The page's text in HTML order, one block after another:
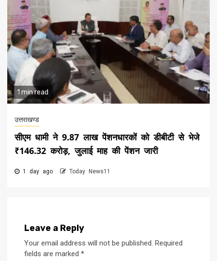
1 min read
उत्तराखण्ड
सीएम धामी ने 9.87 लाख पेंशनधारकों को डीबीटी से भेजे
₹146.32 करोड़, जुलाई माह की पेंशन जारी
1 day ago Today News11
Leave a Reply
Your email address will not be published. Required
fields are marked *